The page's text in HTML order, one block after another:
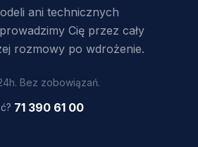
ani technicznych
Cię przez cały
rozmowy po wdrożenie.
Bez zobowiązań.
71 390 61 00